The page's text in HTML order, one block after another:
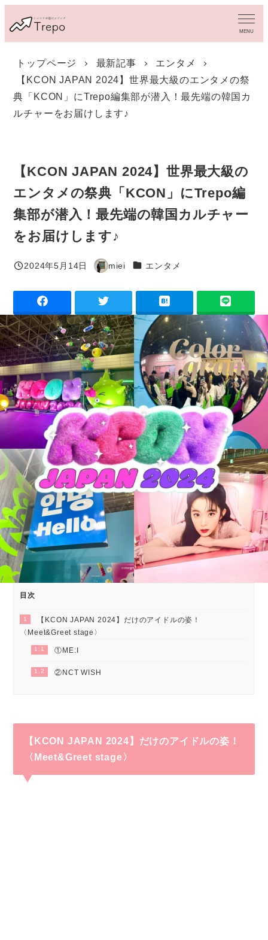
イ
MENU
トップページ 最新記事
エンタメ
【KCON JAPAN 2024】世界最大級のエンタメの祭
典「KCON」にTrepo編集部が潜入！最先端の韓国カ
ルチャーをお届けします♪
【KCON JAPAN 2024】世界最大級の
エンタメの祭典「KCON」にTrepo編
集部が潜入！最先端の韓国カルチャー
をお届けします♪
投稿日
2024年5月14日
著
miei カテゴリー
エンタメ
目次
1
【KCON JAPAN 2024】だけのアイドルの姿！
〈Meet&Greet stage〉
1.1 ①ME:I
1.2 ②NCT WISH
【KCON JAPAN 2024】だけのアイドルの姿！
〈Meet&Greet stage〉